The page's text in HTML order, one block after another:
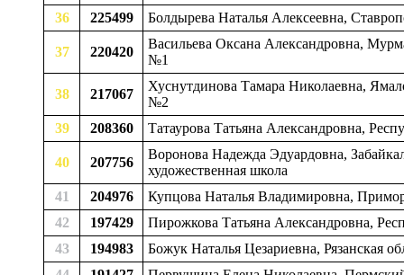
36
225499 Болдырева Наталья Алексеевна,
37 220420
Васильева Оксана Александровна,
№1
38 217067
Хуснутдинова Тамара Николаевна,
№2
39
208360 Татаурова Татьяна Александровна,
40 207756
Воронова Надежда Эдуардовна,
художественная школа
41
204976
Купцова Наталья Владимировна,
42
197429
Пирожкова Татьяна Александровна,
43
194983
Божук Наталья Цезариевна, Рязанская